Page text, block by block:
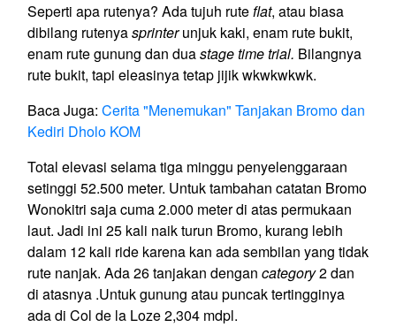
Seperti apa rutenya? Ada tujuh ruteflat, atau biasa
dibilang rutenyasprinterunjuk kaki, enam rute bukit,
enam rute gunung dan duastage time trial. Bilangnya
rute bukit, tapi eleasinya tetap jijik wkwkwkwk.
Baca Juga: Cerita "Menemukan" Tanjakan Bromo dan
Kediri Dholo KOM
Total elevasi selama tiga minggu penyelenggaraan
setinggi 52.500 meter. Untuk tambahan catatan Bromo
Wonokitri saja cuma 2.000 meter di atas permukaan
laut. Jadi ini 25 kali naik turun Bromo, kurang lebih
dalam 12 kali ride karena kan ada sembilan yang tidak
rute nanjak. Ada 26 tanjakan dengan category2 dan
di atasnya .Untuk gunung atau puncak tertingginya
ada di Col de la Loze 2,304 mdpl.